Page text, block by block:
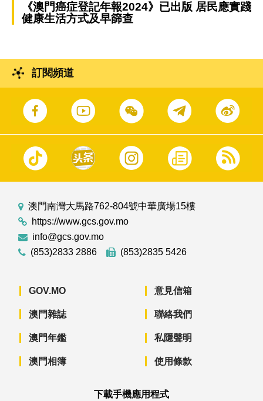
《澳門癌症登記年報2024》已出版 居民應實踐
健康生活方式及早篩查
訂閱頻道
澳門南灣大馬路762-804號中華廣場15樓
https://www.gcs.gov.mo
info@gcs.gov.mo
(853)2833 2886
(853)2835 5426
GOV.MO
澳門雜誌
澳門年鑑
澳門相簿
意見信箱
聯絡我們
私隱聲明
使用條款
下載手機應用程式